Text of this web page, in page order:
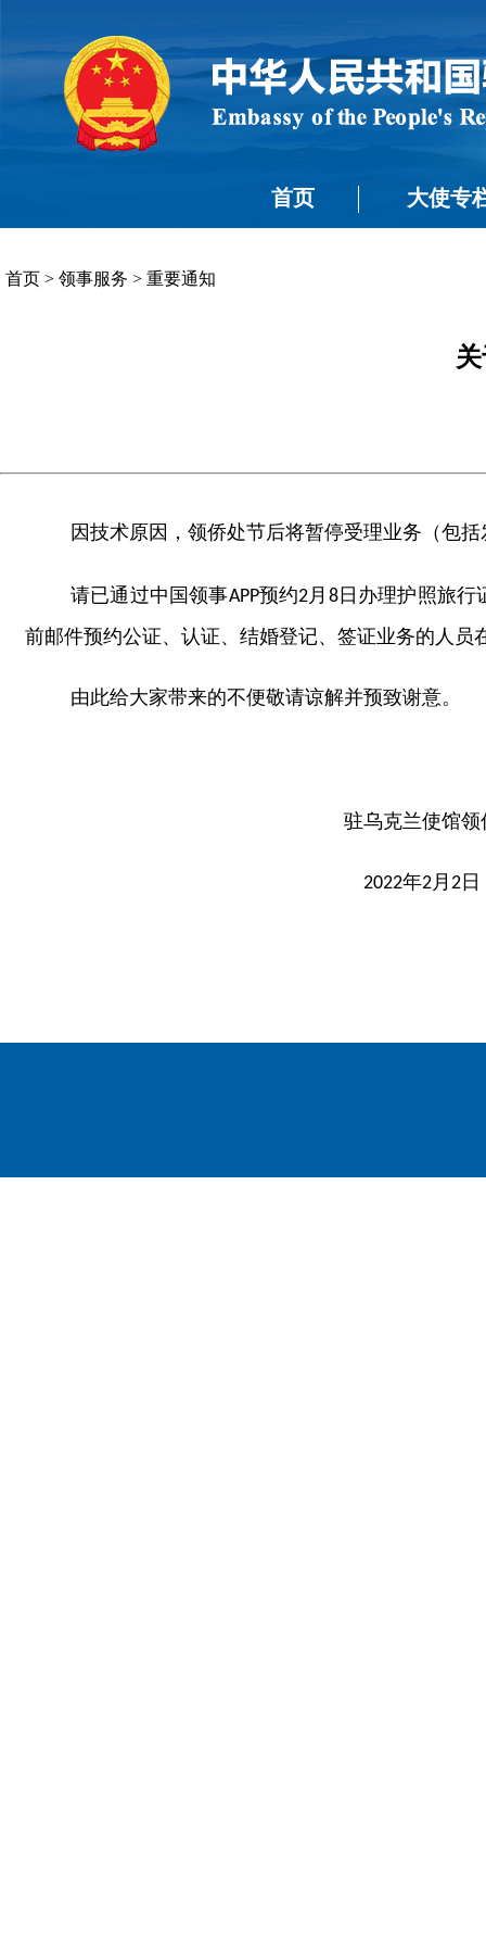
首页 大使专
首页 > 领事服务 > 重要通知
因技术原因，领侨处节后将暂停受理业务（包
请已通过中国领事APP预约2月 8日办理护照旅行
前邮件预约公证、认证、结婚登记、签证业务的人
由此给大家带来的不便敬请谅解并预致谢意。
驻乌克兰使馆领
2022年2月 2 日